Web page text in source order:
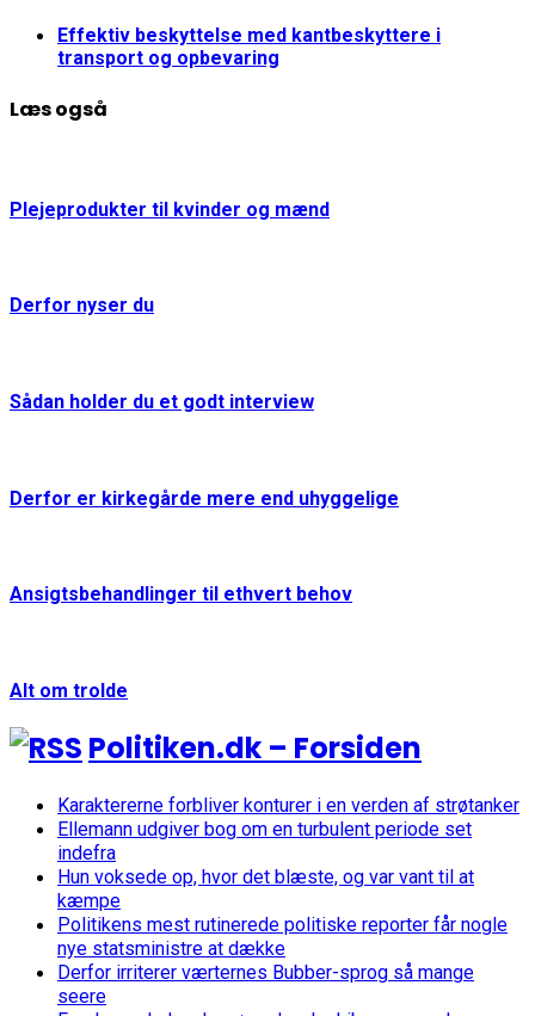
Effektiv beskyttelse med kantbeskyttere i
transport og opbevaring
Læs også
Plejeprodukter til kvinder og mænd
Derfor nyser du
Sådan holder du et godt interview
Derfor er kirkegårde mere end uhyggelige
Ansigtsbehandlinger til ethvert behov
Alt om trolde
Politiken.dk – Forsiden
Karaktererne forbliver konturer i en verden af strøtanker
Ellemann udgiver bog om en turbulent periode set
indefra
Hun voksede op, hvor det blæste, og var vant til at
kæmpe
Politikens mest rutinerede politiske reporter får nogle
nye statsministre at dække
Derfor irriterer værternes Bubber-sprog så mange
seere